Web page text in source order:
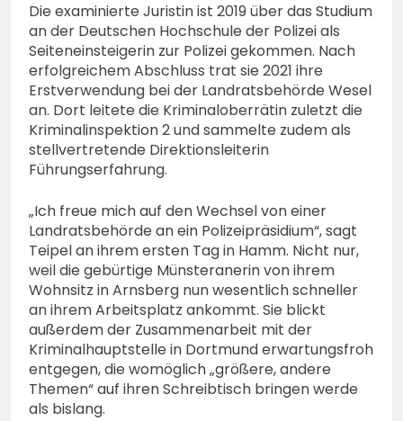
Die examinierte Juristin ist 2019 über das Studium
an der Deutschen Hochschule der Polizei als
Seiteneinsteigerin zur Polizei gekommen. Nach
erfolgreichem Abschluss trat sie 2021 ihre
Erstverwendung bei der Landratsbehörde Wesel
an. Dort leitete die Kriminaloberrätin zuletzt die
Kriminalinspektion 2 und sammelte zudem als
stellvertretende Direktionsleiterin
Führungserfahrung.
„Ich freue mich auf den Wechsel von einer
Landratsbehörde an ein Polizeipräsidium“, sagt
Teipel an ihrem ersten Tag in Hamm. Nicht nur,
weil die gebürtige Münsteranerin von ihrem
Wohnsitz in Arnsberg nun wesentlich schneller
an ihrem Arbeitsplatz ankommt. Sie blickt
außerdem der Zusammenarbeit mit der
Kriminalhauptstelle in Dortmund erwartungsfroh
entgegen, die womöglich „größere, andere
Themen“ auf ihren Schreibtisch bringen werde
als bislang.